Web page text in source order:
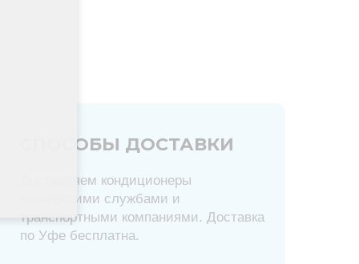
Доставляем кондиционеры
курьерскими службами и
транспортными компаниями. Доставка
по Уфе бесплатна.
СПОСОБЫ ДОСТАВКИ